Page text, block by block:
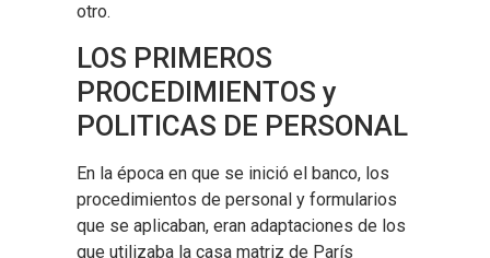
otro.
LOS PRIMEROS
PROCEDIMIENTOS y
POLITICAS DE PERSONAL
En la época en que se inició el banco, los
procedimientos de personal y formularios
que se aplicaban, eran adaptaciones de los
que utilizaba la casa matriz de París